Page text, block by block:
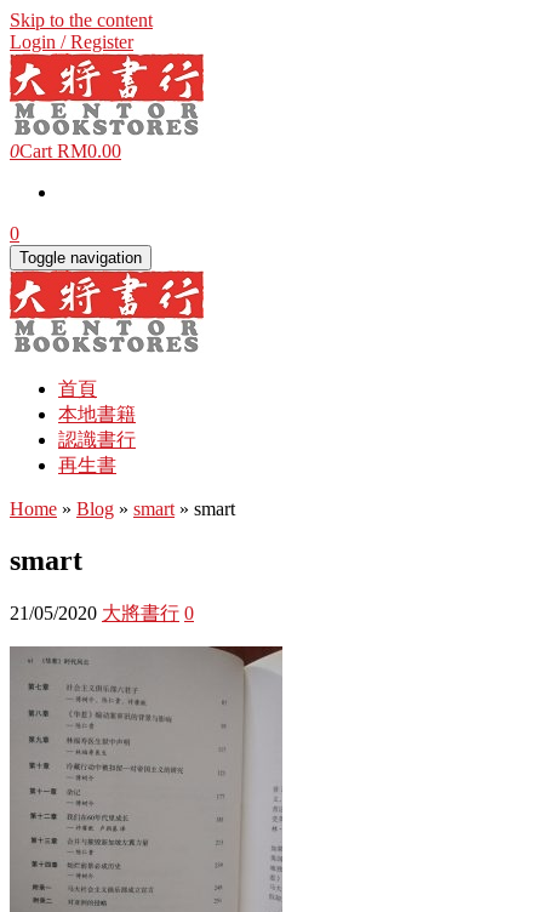
Skip to the content
Login / Register
0Cart RM0.00
0
Toggle navigation
首頁
本地書籍
認識書行
再生書
Home » Blog » smart » smart
smart
21/05/2020 大將書行 0